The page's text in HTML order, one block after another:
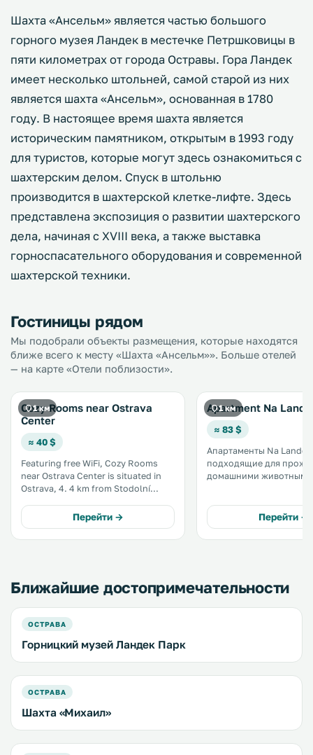
Шахта «Ансельм» является частью большого
горного музея Ландек в местечке Петршковицы в
пяти километрах от города Остравы. Гора Ландек
имеет несколько штольней, самой старой из них
является шахта «Ансельм», основанная в 1780
году. В настоящее время шахта является
историческим памятником, открытым в 1993 году
для туристов, которые могут здесь ознакомиться с
шахтерским делом. Спуск в штольню
производится в шахтерской клетке-лифте. Здесь
представлена экспозиция о развитии шахтерского
дела, начиная с XVIII века, а также выставка
горноспасательного оборудования и современной
шахтерской техники.
Гостиницы рядом
Мы подобрали объекты размещения, которые находятся
ближе всего к месту «Шахта «Ансельм»». Больше отелей
— на карте «Отели поблизости».
1 км
Cozy Rooms near Ostrava
Center
≈ 40 $
Featuring free WiFi, Cozy Rooms
near Ostrava Center is situated in
Ostrava, 4. 4 km from Stodolní
available on site. Certain rooms
include a seating area to relax in
after a busy day. .
Перейти →
1 км
Apartment Na
≈ 83 $
Апартаменты Na
подходящие для
домашними
области Витковице,
национальным
памятникам, — 6 км. .
Перейти →
Ближайшие достопримечательности
ОСТРАВА
Горницкий музей Ландек Парк
ОСТРАВА
Шахта «Михаил»